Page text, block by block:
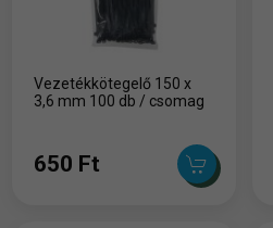
Vezetékkötegelő 150 x
3,6 mm 100 db / csomag
650 Ft